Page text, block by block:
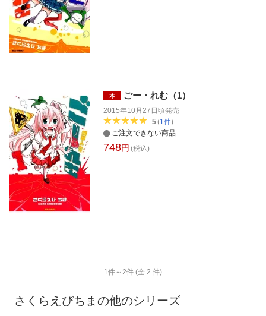
本 ごー・れむ（1）
2015年10月27日頃発売
5(1件)
ご注文できない商品
748円 (税込)
1件～2件 (全 2 件)
さくらえびちま の他のシリーズ